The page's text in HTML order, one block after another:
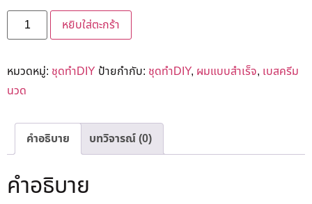
หยิบใส่ตะกร้า
หมวดหมู่: ชุดทำDIY ป้ายกำกับ: ชุดทำDIY, ผมแบบสำเร็จ, เบสครีม
นวด
คำอธิบาย บทวิจารณ์ (0)
คำอธิบาย